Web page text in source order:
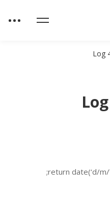
Log
return date(‘d/m/